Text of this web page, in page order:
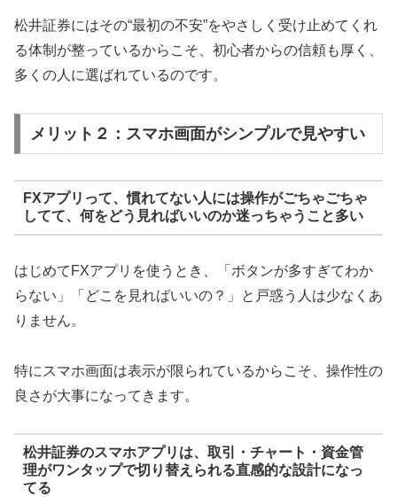
松井証券にはその“最初の不安”をやさしく受け止めてくれ
る体制が整っているからこそ、初心者からの信頼も厚く、
多くの人に選ばれているのです。
メリット２：スマホ画面がシンプルで見やすい
FXアプリって、慣れてない人には操作がごちゃごちゃ
してて、何をどう見ればいいのか迷っちゃうこと多い
はじめてFXアプリを使うとき、「ボタンが多すぎてわか
らない」「どこを見ればいいの？」と戸惑う人は少なくあ
りません。
特にスマホ画面は表示が限られているからこそ、操作性の
良さが大事になってきます。
松井証券のスマホアプリは、取引・チャート・資金管
理がワンタップで切り替えられる直感的な設計になっ
てる